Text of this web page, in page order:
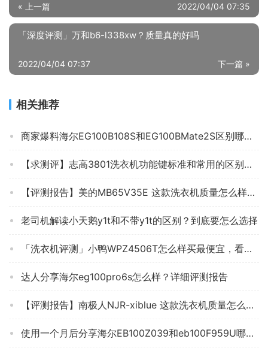
« 上一篇 2022/04/04 07:35
「深度评测」万和b6-l338xw？质量真的好吗
下一篇 »
2022/04/04 07:37
相关推荐
商家爆料海尔EG100B108S和EG100BMate2S区别哪个好？评测结果不看后悔
【求测评】志高3801洗衣机功能键标准和常用的区别？质量怎么样值不值得买
【评测报告】美的MB65V35E 这款洗衣机质量怎么样不好？拆箱分析各项指标解读！
老司机解读小天鹅y1t和不带y1t的区别？到底要怎么选择
「洗衣机评测」小鸭WPZ4506T怎么样买最便宜，看看买家评价
达人分享海尔eg100pro6s怎么样？详细评测报告
【评测报告】南极人NJR-xiblue 这款洗衣机质量怎么样不好？拆箱分析各项指标解读！
使用一个月后分享海尔EB100Z039和eb100F959U哪个比较好？良心点评配置区别